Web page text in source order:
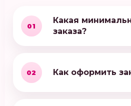
01
Какая
заказа?
02 Как оформить